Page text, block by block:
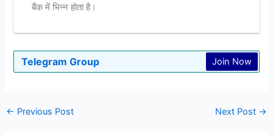
बैंक में भिन्न होता है।
Telegram Group Join Now
← Previous Post Next Post →